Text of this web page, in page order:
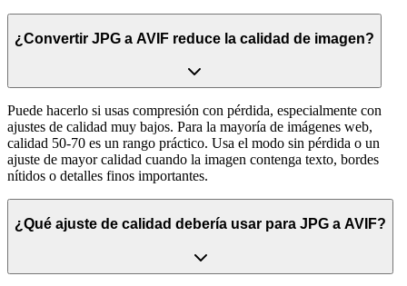
¿Convertir JPG a AVIF reduce la calidad de imagen?
Puede hacerlo si usas compresión con pérdida, especialmente con
ajustes de calidad muy bajos. Para la mayoría de imágenes web,
calidad 50-70 es un rango práctico. Usa el modo sin pérdida o un
ajuste de mayor calidad cuando la imagen contenga texto, bordes
nítidos o detalles finos importantes.
¿Qué ajuste de calidad debería usar para JPG a AVIF?